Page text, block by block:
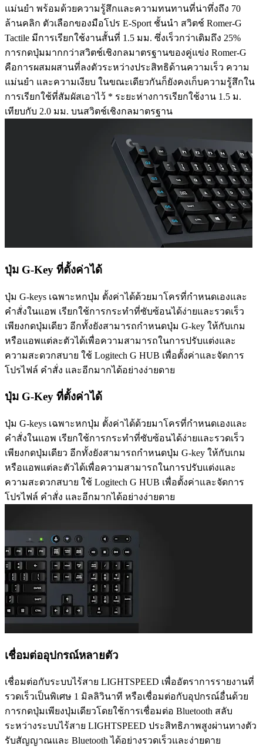
แม่นยำ พร้อมด้วยความรู้สึกและความทนทานที่น่าทึ่งถึง 70
ล้านคลิก ตัวเลือกของมือโปร E-Sport ชั้นนำ สวิตช์ Romer-G
Tactile มีการเรียกใช้งานสั้นที่ 1.5 มม. ซึ่งเร็วกว่าเดิมถึง 25%
การกดปุ่มมากกว่าสวิตช์เชิงกลมาตรฐานของคู่แข่ง Romer-G
คือการผสมผสานที่ลงตัวระหว่างประสิทธิด้านความเร็ว ความ
แม่นยำ และความเงียบ ในขณะเดียวกันก็ยังคงเก็บความรู้สึกใน
การเรียกใช้ที่สัมผัสเอาไว้ * ระยะห่างการเรียกใช้งาน 1.5 ม.
เทียบกับ 2.0 มม. บนสวิตช์เชิงกลมาตรฐาน
ปุ่ม G-Key ที่ตั้งค่าได้
ปุ่ม G-keys เฉพาะหกปุ่ม ตั้งค่าได้ด้วยมาโครที่กำหนดเองและ
คำสั่งในแอพ เรียกใช้การกระทำที่ซับซ้อนได้ง่ายและรวดเร็ว
เพียงกดปุ่มเดียว อีกทั้งยังสามารถกำหนดปุ่ม G-key ให้กับเกม
หรือแอพแต่ละตัวได้เพื่อความสามารถในการปรับแต่งและ
ความสะดวกสบาย ใช้ Logitech G HUB เพื่อตั้งค่าและจัดการ
โปรไฟล์ คำสั่ง และอีกมากได้อย่างง่ายดาย
ปุ่ม G-Key ที่ตั้งค่าได้
ปุ่ม G-keys เฉพาะหกปุ่ม ตั้งค่าได้ด้วยมาโครที่กำหนดเองและ
คำสั่งในแอพ เรียกใช้การกระทำที่ซับซ้อนได้ง่ายและรวดเร็ว
เพียงกดปุ่มเดียว อีกทั้งยังสามารถกำหนดปุ่ม G-key ให้กับเกม
หรือแอพแต่ละตัวได้เพื่อความสามารถในการปรับแต่งและ
ความสะดวกสบาย ใช้ Logitech G HUB เพื่อตั้งค่าและจัดการ
โปรไฟล์ คำสั่ง และอีกมากได้อย่างง่ายดาย
เชื่อมต่ออุปกรณ์หลายตัว
เชื่อมต่อกับระบบไร้สาย LIGHTSPEED เพื่ออัตราการรายงานที่
รวดเร็วเป็นพิเศษ 1 มิลลิวินาที หรือเชื่อมต่อกับอุปกรณ์อื่นด้วย
การกดปุ่มเพียงปุ่มเดียวโดยใช้การเชื่อมต่อ Bluetooth สลับ
ระหว่างระบบไร้สาย LIGHTSPEED ประสิทธิภาพสูงผ่านทางตัว
รับสัญญาณและ Bluetooth ได้อย่างรวดเร็วและง่ายดาย